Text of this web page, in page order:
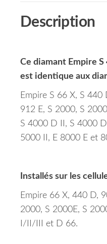
Description
Ce diamant Empire
est identique aux
Empire S 66 X, S 440
912 E, S 2000, S
S 4000 D II, S 4000
5000 II, E 8000 E et
Installés sur les
Empire 66 X, 440 D,
2000, S 2000E, S
I/II/III et D 66.